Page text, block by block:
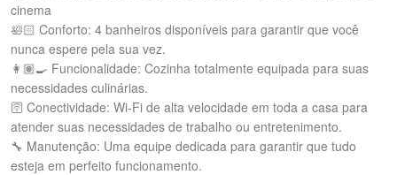
cinema
🛀🏻 Conforto: 4 banheiros disponíveis para garantir que você
nunca espere pela sua vez.
👩🏽‍🍳 Funcionalidade: Cozinha totalmente equipada para suas
necessidades culinárias.
🛜 Conectividade: Wi-Fi de alta velocidade em toda a casa para
atender suas necessidades de trabalho ou entretenimento.
🔧 Manutenção: Uma equipe dedicada para garantir que tudo
esteja em perfeito funcionamento.